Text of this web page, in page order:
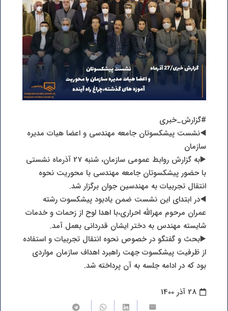
#‌گزارش_‌خبری
◀️نشست پیشکسوتان جامعه مهندسی و اعضا هیات مدیره
سازمان
▶️به گزارش روابط عمومی سازمان، شنبه 27 آذرماه نشستی
با حضور پیشکسوتان جامعه مهندسی با محوریت نحوه
انتقال تجربیات به مهندسین جوان برگزار شد.
◀️در ابتدای این نشست ضمن یادبود پیشکسوت رشته
عمران مرحوم مهرالله احراری،‌با اهدا لوح از زحمات و خدمات
شایسته مهندس به دختر ایشان قدردانی بعمل آمد.
▶️بحث و گفتگو در خصوص نحوه انتقال تجربیات و استفاده
از ظرفیت پیشکسوت جهت راهبرد اهداف سازمان مواردی
بود که در ادامه جلسه به آن پرداخته شد.
28 آذر 1400